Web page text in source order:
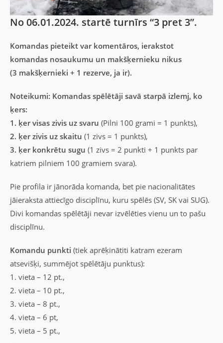
No 06.01.2024. startē turnīrs “3 pret 3”.
Komandas pieteikt var komentāros, ierakstot
komandas nosaukumu un makšķernieku nikus
(3 makšķernieki + 1 rezerve, ja ir).
Noteikumi: Komandas spēlētāji savā starpā izlemj, ko
ķers:
1. ķer visas zivis uz svaru (Pilni 100 grami = 1 punkts),
2. ķer zivis uz skaitu (1 zivs = 1 punkts),
3. ķer konkrētu sugu (1 zivs = 2 punkti + 1 punkts par
katriem pilniem 100 gramiem svara).
Pie profila ir jānorāda komanda, bet pie nacionalitātes
jāieraksta attiecīgo disciplīnu, kuru spēlēs (SV, SK vai SUG).
Divi komandas spēlētāji nevar izvēlēties vienu un to pašu
disciplīnu.
Komandu punkti (tiek aprēķinātiti katram ezeram
atsevišķi, summējot spēlētāju punktus):
1. vieta – 12 pt.,
2. vieta – 10 pt.,
3. vieta – 8 pt.,
4. vieta – 6 pt,
5. vieta – 5 pt.,